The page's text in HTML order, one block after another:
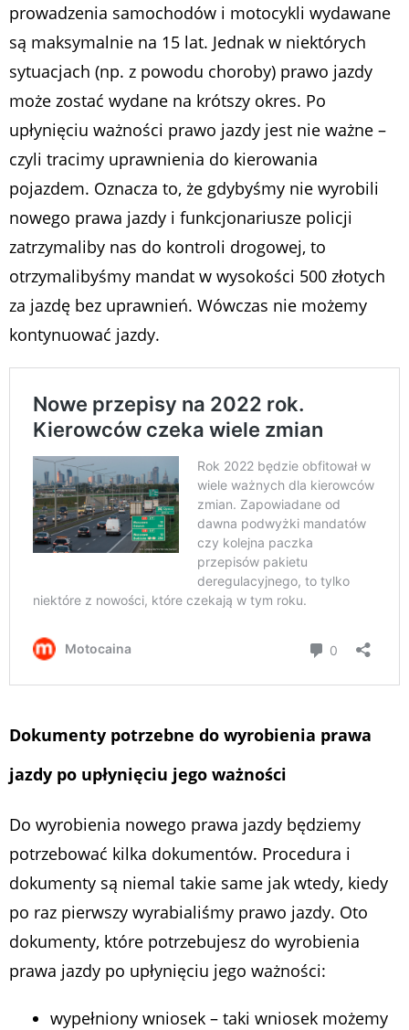
prowadzenia samochodów i motocykli wydawane
są maksymalnie na 15 lat. Jednak w niektórych
sytuacjach (np. z powodu choroby) prawo jazdy
może zostać wydane na krótszy okres. Po
upłynięciu ważności prawo jazdy jest nie ważne –
czyli tracimy uprawnienia do kierowania
pojazdem. Oznacza to, że gdybyśmy nie wyrobili
nowego prawa jazdy i funkcjonariusze policji
zatrzymaliby nas do kontroli drogowej, to
otrzymalibyśmy mandat w wysokości 500 złotych
za jazdę bez uprawnień. Wówczas nie możemy
kontynuować jazdy.
Dokumenty potrzebne do wyrobienia prawa
jazdy po upłynięciu jego ważności
Do wyrobienia nowego prawa jazdy będziemy
potrzebować kilka dokumentów. Procedura i
dokumenty są niemal takie same jak wtedy, kiedy
po raz pierwszy wyrabialiśmy prawo jazdy. Oto
dokumenty, które potrzebujesz do wyrobienia
prawa jazdy po upłynięciu jego ważności:
wypełniony wniosek – taki wniosek możemy